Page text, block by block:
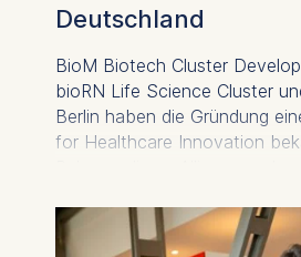
Deutschland
BioM Biotech Cluster
bioRN Life Science Cluster
Berlin haben die Gründung
for Healthcare Innovation
DEEP - Institute for Deep
der ESMT strategisch